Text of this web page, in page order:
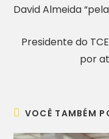
David Almeida
Presidente do
por
VOCÊ TAMBÉM